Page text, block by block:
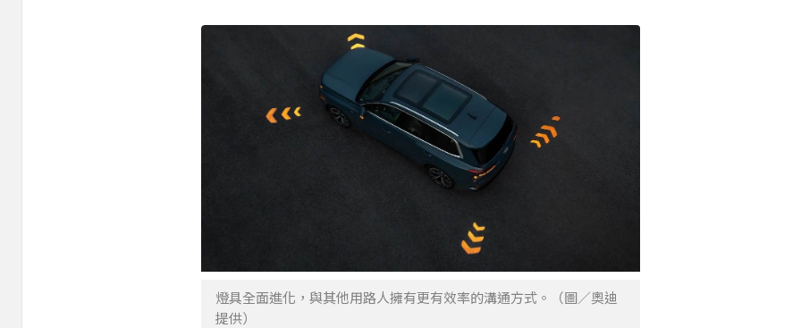
燈具全面進化，與其他用路人擁有更有效率的溝通方式。（圖／奧迪
提供）